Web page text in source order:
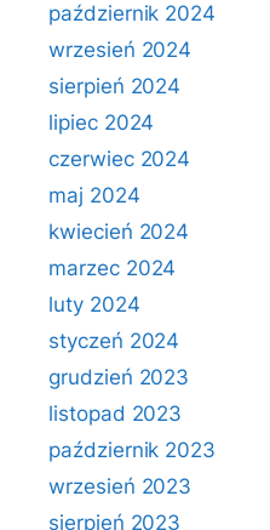
październik 2024
wrzesień 2024
sierpień 2024
lipiec 2024
czerwiec 2024
maj 2024
kwiecień 2024
marzec 2024
luty 2024
styczeń 2024
grudzień 2023
listopad 2023
październik 2023
wrzesień 2023
sierpień 2023